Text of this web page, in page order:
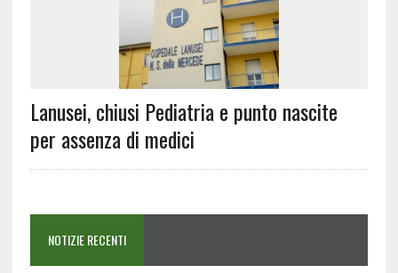
Lanusei, chiusi Pediatria e punto nascite
per assenza di medici
NOTIZIE RECENTI